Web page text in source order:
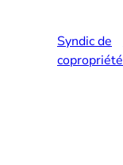
Syndic de
copropriété